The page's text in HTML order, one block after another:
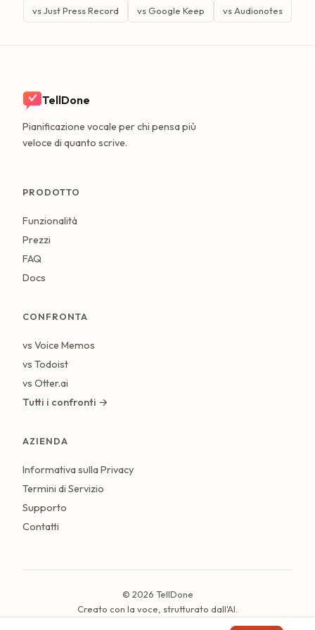
vs Just Press Record vs Google Keep vs Audionotes
TellDone
Pianificazione vocale per chi pensa più
veloce di quanto scrive.
PRODOTTO
Funzionalità
Prezzi
FAQ
Docs
CONFRONTA
vs Voice Memos
vs Todoist
vs Otter.ai
Tutti i confronti →
AZIENDA
Informativa sulla Privacy
Termini di Servizio
Supporto
Contatti
© 2026 TellDone
Creato con la voce, strutturato dall'AI.